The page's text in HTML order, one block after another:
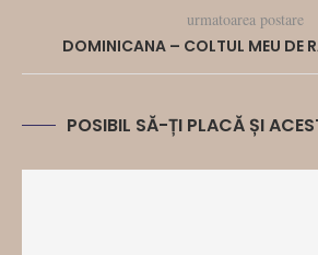
urmatoarea postare
DOMINICANA – COLTUL MEU DE
POSIBIL SĂ-ȚI PLACĂ ȘI